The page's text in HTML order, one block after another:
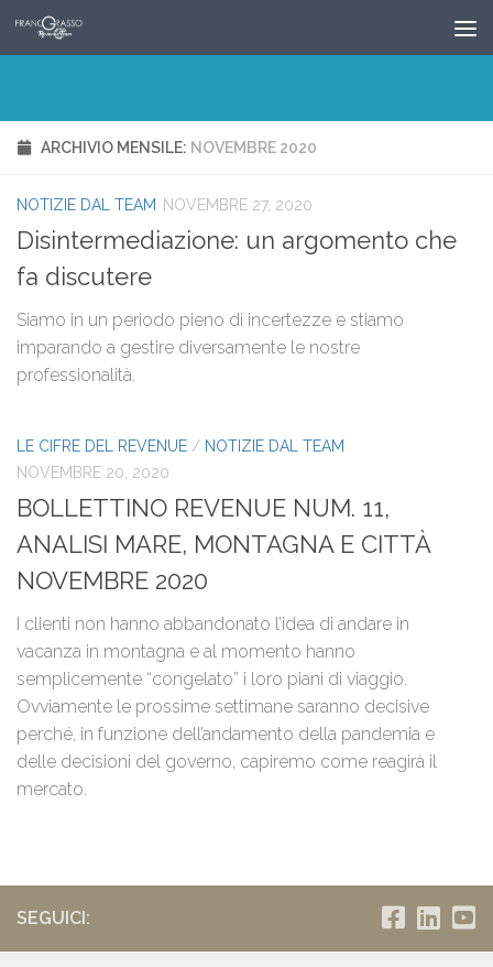
Salta al contenuto
ARCHIVIO MENSILE: NOVEMBRE 2020
NOTIZIE DAL TEAM NOVEMBRE 27, 2020
Disintermediazione: un argomento che
fa discutere
Siamo in un periodo pieno di incertezze e stiamo
imparando a gestire diversamente le nostre
professionalità.
LE CIFRE DEL REVENUE / NOTIZIE DAL TEAM
NOVEMBRE 20, 2020
BOLLETTINO REVENUE NUM. 11,
ANALISI MARE, MONTAGNA E CITTÀ
NOVEMBRE 2020
I clienti non hanno abbandonato l’idea di andare in
vacanza in montagna e al momento hanno
semplicemente “congelato” i loro piani di viaggio.
Ovviamente le prossime settimane saranno decisive
perché, in funzione dell’andamento della pandemia e
delle decisioni del governo, capiremo come reagirà il
mercato.
SEGUICI: